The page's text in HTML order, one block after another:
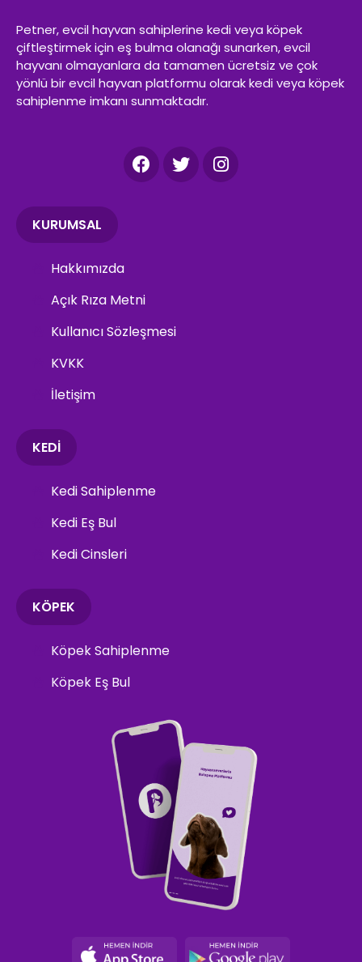
Petner, evcil hayvan sahiplerine kedi veya köpek
çiftleştirmek için eş bulma olanağı sunarken, evcil
hayvanı olmayanlara da tamamen ücretsiz ve çok
yönlü bir evcil hayvan platformu olarak kedi veya köpek
sahiplenme imkanı sunmaktadır.
KURUMSAL
Hakkımızda
Açık Rıza Metni
Kullanıcı Sözleşmesi
KVKK
İletişim
KEDİ
Kedi Sahiplenme
Kedi Eş Bul
Kedi Cinsleri
KÖPEK
Köpek Sahiplenme
Köpek Eş Bul